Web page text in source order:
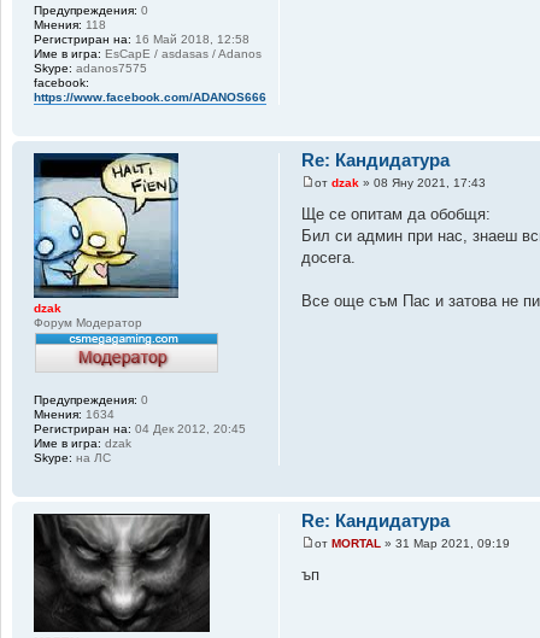
Предупреждения: 0
Мнения: 118
Регистриран на: 16 Май 2018, 12:58
Име в игра: EsCapE / asdasas / Adanos
Skype: adanos7575
facebook:
https://www.facebook.com/ADANOS666
Re: Кандидатура
отdzak » 08 Яну 2021, 17:43
Ще се опитам да обобщя:
Бил си админ при нас, знаеш
досега.
Все още съм Пас и затова не
dzak
Форум Модератор
Предупреждения: 0
Мнения: 1634
Регистриран на: 04 Дек 2012, 20:45
Име в игра: dzak
Skype: на ЛС
Re: Кандидатура
отMORTAL » 31 Мар 2021, 09:19
ъп